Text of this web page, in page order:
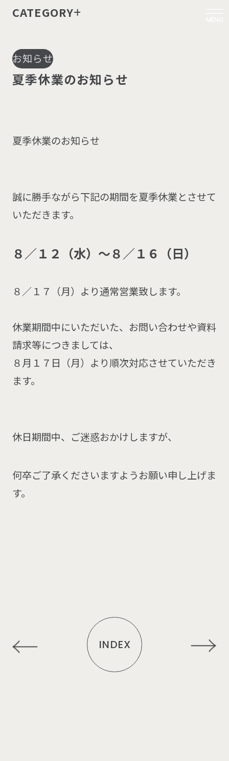
お知らせ
夏季休業のお知 らせ
夏季休業のお知らせ
誠に勝手ながら下記の期間を夏季休業とさせて
いただきます。
８／１２（水）〜８／１６（日）
８／１７（月）より通常営業致します。
休業期間中にいただいた、お問い合わせや資料
請求等につきましては、
８月１７日（月）より順次対応させていただき
ます。
休日期間中、ご迷惑おかけしますが、
何卒ご了承くださいますようお願い申し上げま
す。
INDEX
CATEGORY